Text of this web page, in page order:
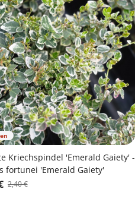
Kriechspindel 'Emerald Gaiety' -
fortunei 'Emerald Gaiety'
2,40 €